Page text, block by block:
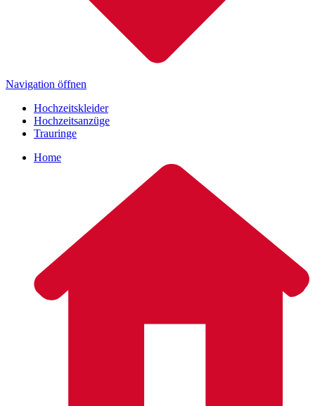
Navigation öffnen
Hochzeitskleider
Hochzeitsanzüge
Trauringe
Home